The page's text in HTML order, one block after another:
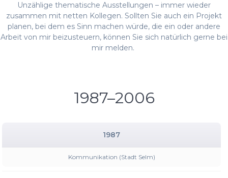
Unzählige thematische Ausstellungen – immer wieder
zusammen mit netten Kollegen. Sollten Sie auch ein Projekt
planen, bei dem es Sinn machen würde, die ein oder andere
Arbeit von mir beizusteuern, können Sie sich natürlich gerne bei
mir melden.
1987–2006
1987
Kommunikation (Stadt Selm)